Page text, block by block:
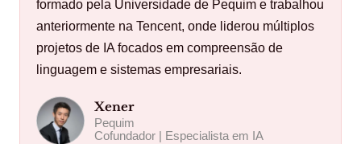
formado pela Universidade de Pequim e trabalhou
anteriormente na Tencent, onde liderou múltiplos
projetos de IA focados em compreensão de
linguagem e sistemas empresariais.
Xener
Pequim
Cofundador | Especialista em IA